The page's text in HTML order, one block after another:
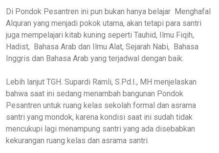
Di Pondok Pesantren ini pun bukan hanya belajar Menghafal
Alquran yang menjadi pokok utama, akan tetapi para santri
juga mempelajari kitab kuning seperti Tauhid, Ilmu Fiqih,
Hadist, Bahasa Arab dan Ilmu Alat, Sejarah Nabi, Bahasa
Inggris dan Bahasa Arab yang terjadwal dengan baik.
Lebih lanjut TGH. Supardi Ramli, S.Pd.I., MH menjelaskan
bahwa saat ini sedang menambah bangunan Pondok
Pesantren untuk ruang kelas sekolah formal dan asrama
santri yang mondok, karena kondisi saat ini sudah tidak
mencukupi lagi menampung santri yang ada disebabkan
kekurangan ruang kelas dan asrama santri.